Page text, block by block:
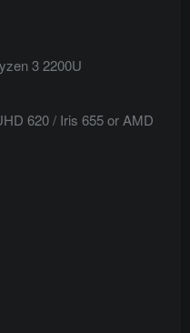
3 2200U
620 / Iris 655 or AMD